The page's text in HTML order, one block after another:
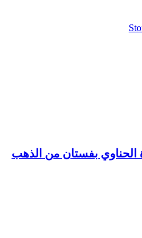
الحناوي بفستان من الذهب